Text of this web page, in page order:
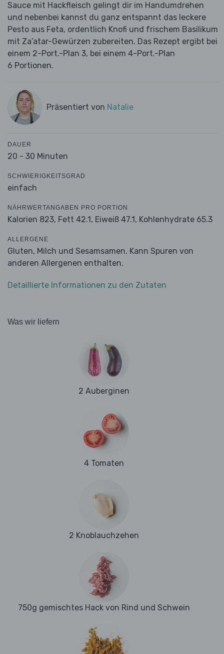
Sauce mit Hackfleisch gelingt dir im Handumdrehen
und nebenbei kannst du ganz entspannt das leckere
Pesto aus Feta, ordentlich Knofi und frischem Basilikum
mit Za’atar-Gewürzen zubereiten. Das Rezept ergibt bei
einem 2-Port.-Plan 3, bei einem 4-Port.-Plan
6 Portionen.
Präsentiert von Natalie
DAUER
20 - 30 Minuten
SCHWIERIGKEITSGRAD
einfach
NÄHRWERTANGABEN PRO PORTION
Kalorien 823, Fett 42.1, Eiweiß 47.1, Kohlenhydrate 65.3
ALLERGENE
Gluten, Milch und Sesamsamen. Kann Spuren von
anderen Allergenen enthalten.
Detaillierte Informationen zu den Zutaten
Was wir liefern
2 Auberginen
4 Tomaten
2 Knoblauchzehen
750g gemischtes Hack von Rind und Schwein